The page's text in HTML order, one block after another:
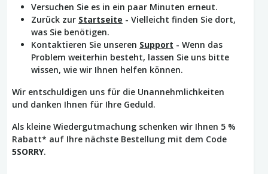
Versuchen Sie es in ein paar Minuten erneut.
Zurück zur Startseite - Vielleicht finden Sie dort,
was Sie benötigen.
Kontaktieren Sie unseren Support - Wenn das
Problem weiterhin besteht, lassen Sie uns bitte
wissen, wie wir Ihnen helfen können.
Wir entschuldigen uns für die Unannehmlichkeiten
und danken Ihnen für Ihre Geduld.
Als kleine Wiedergutmachung schenken wir Ihnen 5 %
Rabatt* auf Ihre nächste Bestellung mit dem Code
5SORRY.